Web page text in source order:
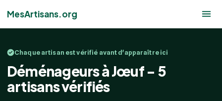
MesArtisans.org
Chaque artisan est vérifié avant d'apparaître ici
Déménageurs à Jœuf - 5
artisans vérifiés